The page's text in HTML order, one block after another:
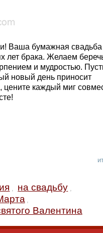
Ваша бумажная свадьба
лет брака. Желаем
и мудростью.
новый день приносит
каждый миг
, на свадьбу ,
,
Валентина